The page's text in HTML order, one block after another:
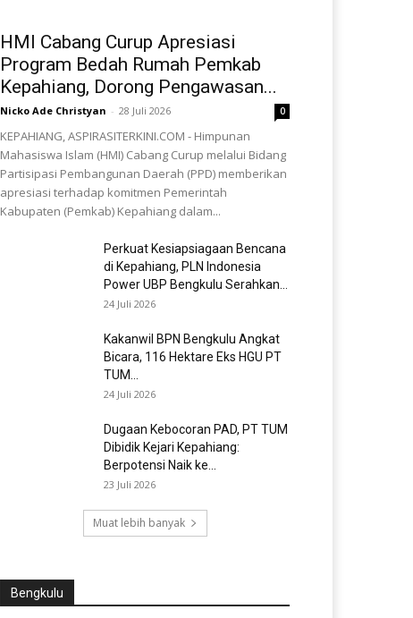
HMI Cabang Curup Apresiasi
Program Bedah Rumah Pemkab
Kepahiang, Dorong Pengawasan...
Nicko Ade Christyan - 28 Juli 2026 0
KEPAHIANG, ASPIRASITERKINI.COM - Himpunan
Mahasiswa Islam (HMI) Cabang Curup melalui Bidang
Partisipasi Pembangunan Daerah (PPD) memberikan
apresiasi terhadap komitmen Pemerintah
Kabupaten (Pemkab) Kepahiang dalam...
Perkuat Kesiapsiagaan Bencana
di Kepahiang, PLN Indonesia
Power UBP Bengkulu Serahkan...
24 Juli 2026
Kakanwil BPN Bengkulu Angkat
Bicara, 116 Hektare Eks HGU PT
TUM...
24 Juli 2026
Dugaan Kebocoran PAD, PT TUM
Dibidik Kejari Kepahiang:
Berpotensi Naik ke...
23 Juli 2026
Muat lebih banyak
Bengkulu